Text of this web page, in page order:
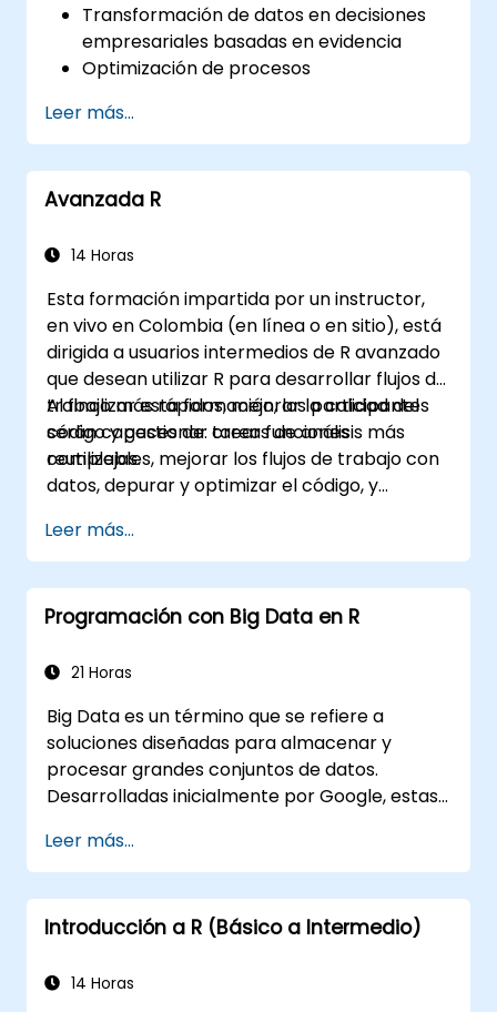
Transformación de datos en decisiones
empresariales basadas en evidencia
Optimización de procesos
Leer más...
Avanzada R
14 Horas
Esta formación impartida por un instructor,
en vivo en Colombia (en línea o en sitio), está
dirigida a usuarios intermedios de R avanzado
que desean utilizar R para desarrollar flujos de
trabajo más rápidos, mejorar la calidad del
código y gestionar tareas de análisis más
complejas.
Al finalizar esta formación, los participantes
serán capaces de: crear funciones
reutilizables, mejorar los flujos de trabajo con
datos, depurar y optimizar el código, y
Leer más...
Programación con Big Data en R
21 Horas
Big Data es un término que se refiere a
soluciones diseñadas para almacenar y
procesar grandes conjuntos de datos.
Desarrolladas inicialmente por Google, estas
inspirado otros proyectos similares, muchos
de los cuales están disponibles como código
abierto. R es un lenguaje de programación
popular en la industria financiera.
Leer más...
Introducción a R (Básico a Intermedio)
14 Horas